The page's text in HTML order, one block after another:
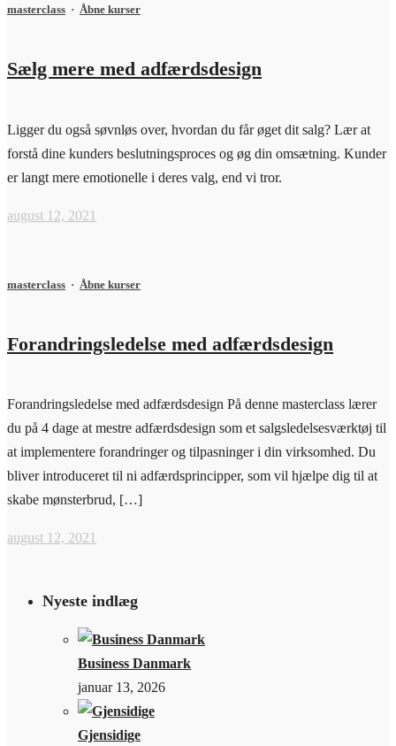
masterclass · Åbne kurser
Sælg mere med adfærdsdesign
Ligger du også søvnløs over, hvordan du får øget dit salg? Lær at
forstå dine kunders beslutningsproces og øg din omsætning. Kunder
er langt mere emotionelle i deres valg, end vi tror.
august 12, 2021
masterclass · Åbne kurser
Forandringsledelse med adfærdsdesign
Forandringsledelse med adfærdsdesign På denne masterclass lærer
du på 4 dage at mestre adfærdsdesign som et salgsledelsesværktøj til
at implementere forandringer og tilpasninger i din virksomhed. Du
bliver introduceret til ni adfærdsprincipper, som vil hjælpe dig til at
skabe mønsterbrud, […]
august 12, 2021
Nyeste indlæg
Business Danmark
januar 13, 2026
Gjensidige